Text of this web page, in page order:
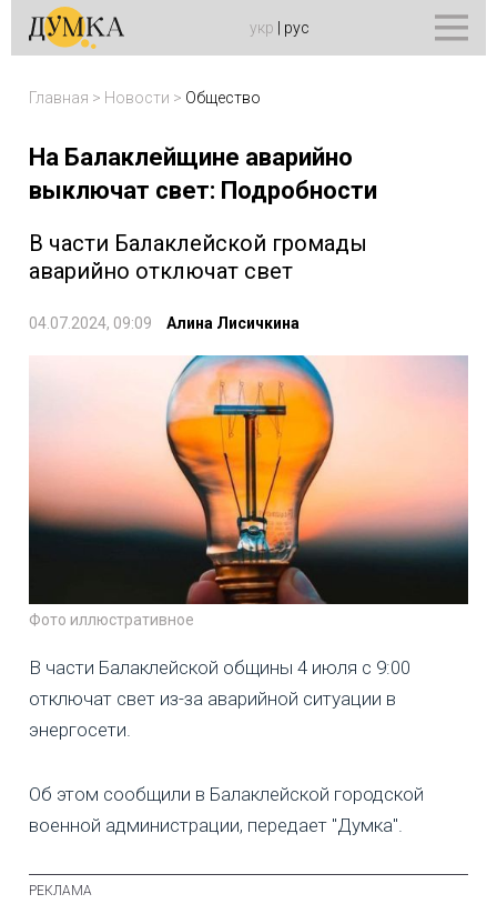
укр рус
Главная > Новости > Общество
На Балаклейщине аварийно
выключат свет: Подробности
В части Балаклейской громады
аварийно отключат свет
04.07.2024, 09:09 Алина Лисичкина
Фото иллюстративное
В части Балаклейской общины 4 июля с 9:00
отключат свет из-за аварийной ситуации в
энергосети.
Об этом сообщили в Балаклейской городской
военной администрации, передает "Думка".